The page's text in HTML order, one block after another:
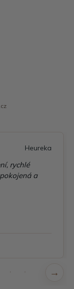
Heureka
rychlé
a